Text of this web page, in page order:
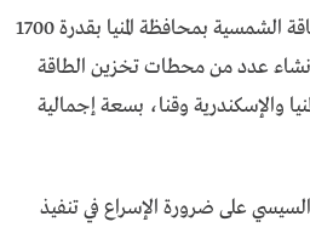
كما تم استعراض مشروع الطاقة الشمسية بمحافظة المنيا بقدرة 1700
عدد من محطات تخزين الطاقة
والإسكندرية وقنا، بسعة إجمالية
على ضرورة الإسراع في تنفيذ